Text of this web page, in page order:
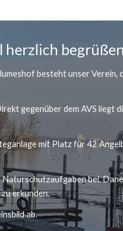
herzlich
besteht unser Verein,
gegenüber dem AVS liegt
mit Platz für 42
bei.
zu erkunden.
ab.